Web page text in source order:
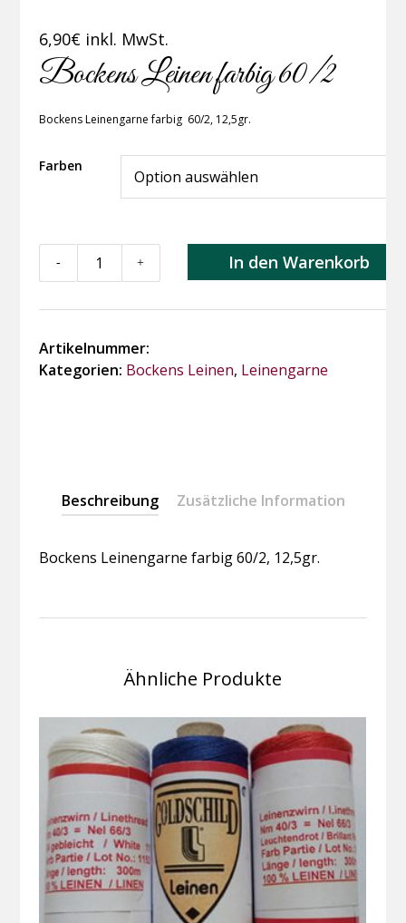
6,90€ inkl. MwSt.
Bockens Leinen farbig 60/2
Bockens Leinengarne farbig 60/2, 12,5gr.
Farben
Leinen
Menge
- + In den Warenkorb
Artikelnummer:
Kategorien: Bockens Leinen, Leinengarne
Beschreibung Zusätzliche Information
Bockens Leinengarne farbig 60/2, 12,5gr.
Ähnliche Produkte